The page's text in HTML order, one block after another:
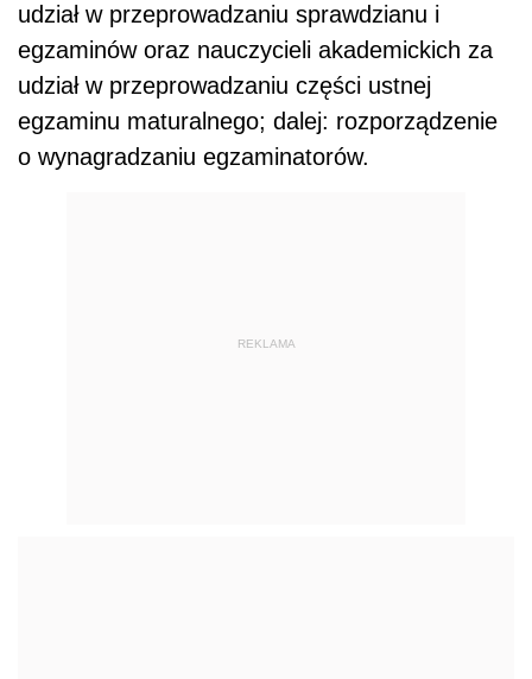
udział w przeprowadzaniu sprawdzianu i
egzaminów oraz nauczycieli akademickich za
udział w przeprowadzaniu części ustnej
egzaminu maturalnego; dalej: rozporządzenie
o wynagradzaniu egzaminatorów.
REKLAMA